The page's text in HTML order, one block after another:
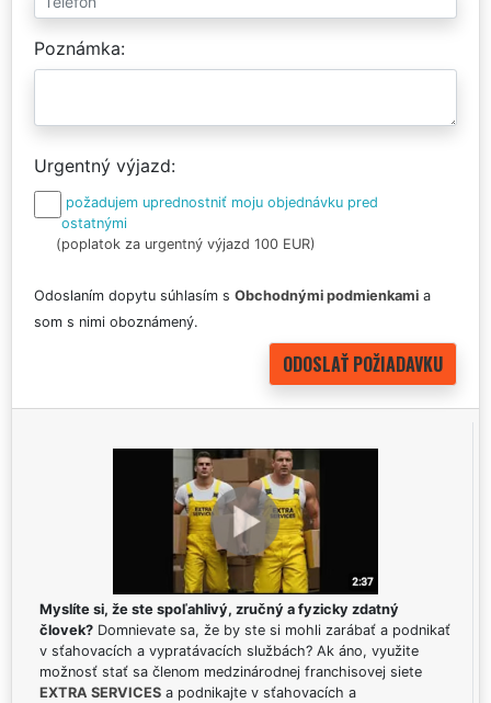
Poznámka
Urgentný výjazd
požadujem uprednostniť moju objednávku pred
ostatnými
(poplatok za urgentný výjazd 100 EUR)
Odoslaním dopytu súhlasím s Obchodnými podmienkami a
som s nimi oboznámený.
Myslíte si, že ste spoľahlivý, zručný a fyzicky zdatný
človek? Domnievate sa, že by ste si mohli zarábať a podnikať
v sťahovacích a vypratávacích službách? Ak áno, využite
možnosť stať sa členom medzinárodnej franchisovej siete
EXTRA SERVICES a podnikajte v sťahovacích a